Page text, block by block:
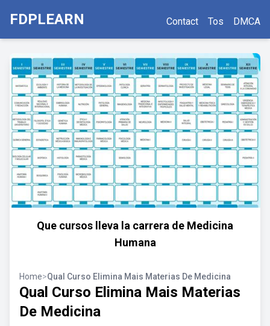
FDPLEARN Contact Tos DMCA
Que cursos lleva la carrera de Medicina
Humana
Home>Qual Curso Elimina Mais Materias De Medicina
Qual Curso Elimina Mais Materias
De Medicina